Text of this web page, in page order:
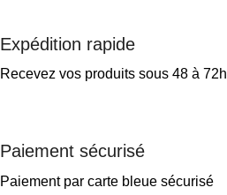
Expédition rapide
Recevez vos produits sous 48 à 72h
Paiement sécurisé
Paiement par carte bleue sécurisé